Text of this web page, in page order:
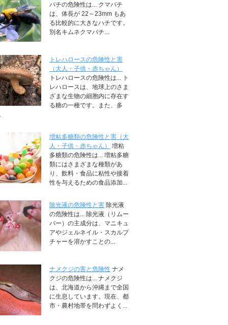
バチの危険性は... クマバチ
は、体長が 22～23mm もあ
る比較的に大きなハチです。
別名キムネクマバチ...
トレハロースの危険性と害
（大人・子供・赤ちゃん）
トレハロースの危険性は... ト
レハロースは、地球上のさま
ざまな生物の細胞内に存在す
る糖の一種です。また、多
増粘多糖類の危険性と害（大
人・子供・赤ちゃん）
増粘
多糖類の危険性は... 増粘多糖
類にはさまざまな種類があ
り、飲料・食品に粘性や接着
性を与えるための食品添加...
除光液の危険性と害 除光液
の危険性は... 除光液（リムー
バー）の主成分は、マニキュ
アやジェルネイル・スカルプ
チャーを溶かすことの...
ナメクジの害と危険性 ナメ
クジの危険性は... ナメクジ
は、北海道から沖縄まで全国
に生息しています。現在、都
市・農村地帯を問わずよく...